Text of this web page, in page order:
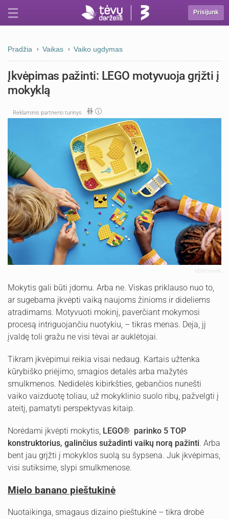
Prisijunk
Pradžia Vaikas Vaiko ugdymas
Įkvėpimas pažinti: LEGO motyvuoja grįžti į
mokyklą
Reklaminis partnerio turinys
LEGO nuotr.
Mokytis gali būti įdomu. Arba ne. Viskas priklauso nuo to,
ar sugebama įkvėpti vaiką naujoms žinioms ir dideliems
atradimams. Motyvuoti mokinį, paverčiant mokymosi
procesą intriguojančiu nuotykiu, – tikras menas. Deja, jį
įvaldę toli gražu ne visi tėvai ar auklėtojai.
Tikram įkvėpimui reikia visai nedaug. Kartais užtenka
kūrybiško priėjimo, smagios detalės arba mažytės
smulkmenos. Nedidelės kibirkšties, gebančios nunešti
vaiko vaizduotę toliau, už mokyklinio suolo ribų, pažvelgti į
ateitį, pamatyti perspektyvas kitaip.
Norėdami įkvėpti mokytis, LEGO® parinko 5 TOP
konstruktorius, galinčius sužadinti vaikų norą pažinti. Arba
bent jau grįžti į mokyklos suolą su šypsena. Juk įkvėpimas,
visi sutiksime, slypi smulkmenose.
Mielo banano pieštukinė
Nuotaikinga, smagaus dizaino pieštukinė – tikra drobė